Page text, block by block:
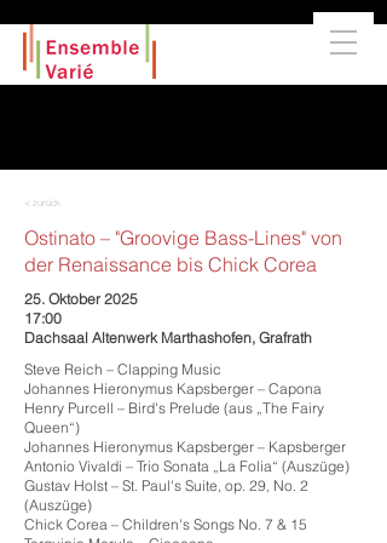
< zurück
Ostinato – "Groovige Bass-Lines" von
der Renaissance bis Chick Corea
25. Oktober 2025
17:00
Dachsaal Altenwerk Marthashofen, Grafrath
Steve Reich – Clapping Music
Johannes Hieronymus Kapsberger – Capona
Henry Purcell – Bird's Prelude (aus „The Fairy
Queen“)
Johannes Hieronymus Kapsberger – Kapsberger
Antonio Vivaldi – Trio Sonata „La Folia“ (Auszüge)
Gustav Holst – St. Paul's Suite, op. 29, No. 2
(Auszüge)
Chick Corea – Children's Songs No. 7 & 15